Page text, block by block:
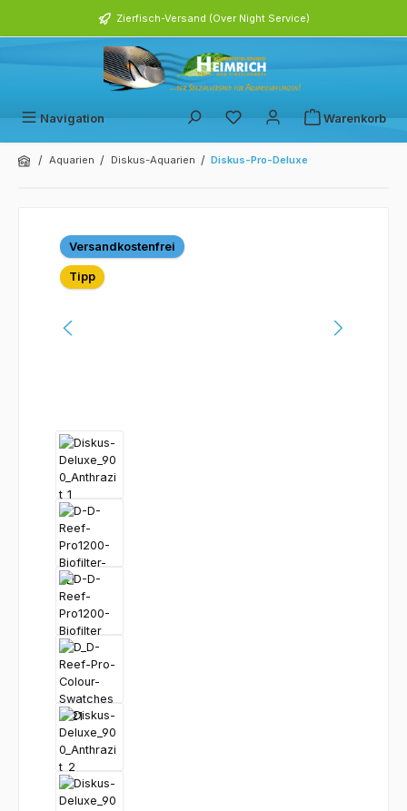
Zierfisch-Versand (Over Night Service)
Navigation Warenkorb
/ Aquarien / Diskus-Aquarien / Diskus-Pro-Deluxe
Bildergalerie überspringen
Versandkostenfrei
Tipp